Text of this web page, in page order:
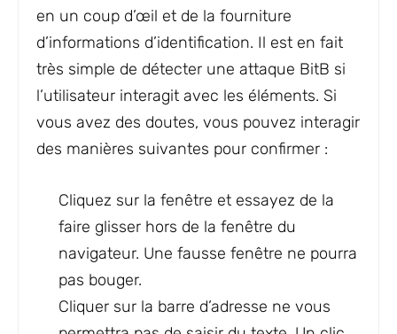
en un coup d’œil et de la fourniture
d’informations d’identification. Il est en fait
très simple de détecter une attaque BitB si
l’utilisateur interagit avec les éléments. Si
vous avez des doutes, vous pouvez interagir
des manières suivantes pour confirmer :
Cliquez sur la fenêtre et essayez de la
faire glisser hors de la fenêtre du
navigateur. Une fausse fenêtre ne pourra
pas bouger.
Cliquer sur la barre d’adresse ne vous